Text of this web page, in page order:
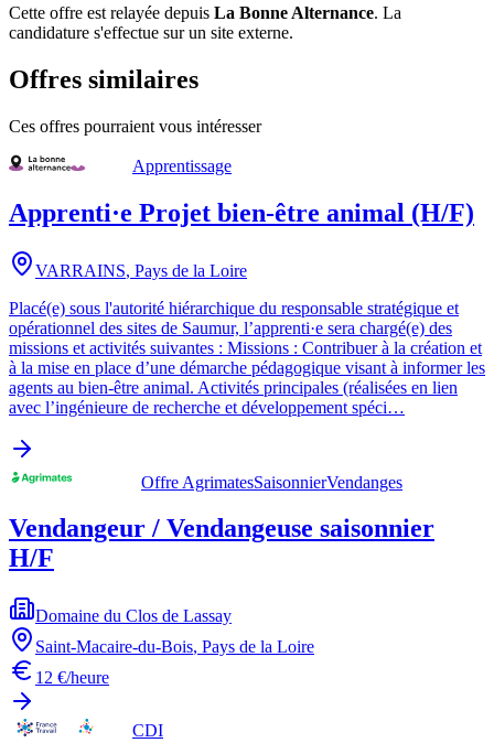
Cette offre est relayée depuis La Bonne Alternance. La
candidature s'effectue sur un site externe.
Offres similaires
Ces offres pourraient vous intéresser
Apprentissage
Apprenti·e Projet bien-être animal (H/F)
VARRAINS, Pays de la Loire
Placé(e) sous l'autorité hiérarchique du responsable stratégique et
opérationnel des sites de Saumur, l’apprenti·e sera chargé(e) des
missions et activités suivantes : Missions : Contribuer à la création et
à la mise en place d’une démarche pédagogique visant à informer les
agents au bien-être animal. Activités principales (réalisées en lien
avec l’ingénieure de recherche et développement spéci…
Offre AgrimatesSaisonnierVendanges
Vendangeur / Vendangeuse saisonnier
H/F
Domaine du Clos de Lassay
Saint-Macaire-du-Bois, Pays de la Loire
12 €/heure
CDI